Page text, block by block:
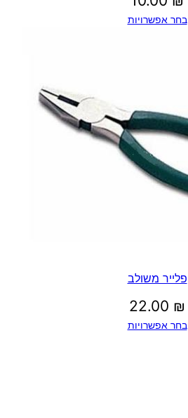
בחר אפשרויות
פלייר משולב
22.00 ₪
בחר אפשרויות